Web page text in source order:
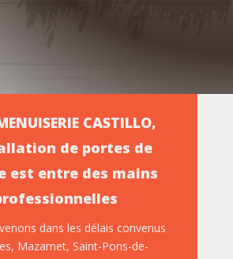
CASTILLO,
de portes de
est entre des mains
dans les délais convenus
Mazamet, Saint-Pons-de-